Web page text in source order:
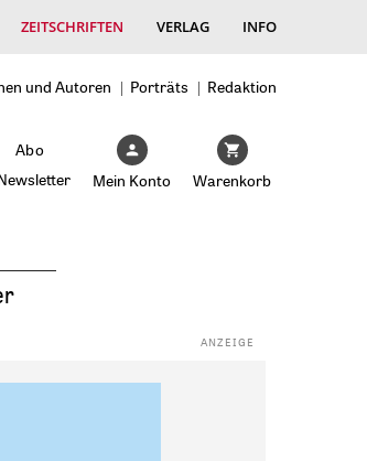
ZEITSCHRIFTEN VERLAG INFO
und Autoren Porträts
Redaktion
Abo
Mein Konto Warenkorb